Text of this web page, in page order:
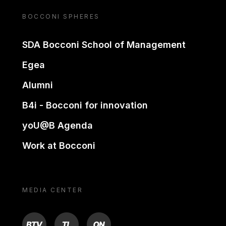
BOCCONI SPHERES
SDA Bocconi School of Management
Egea
Alumni
B4i - Bocconi for innovation
yoU@B Agenda
Work at Bocconi
MEDIA CENTER
BTV TL ON